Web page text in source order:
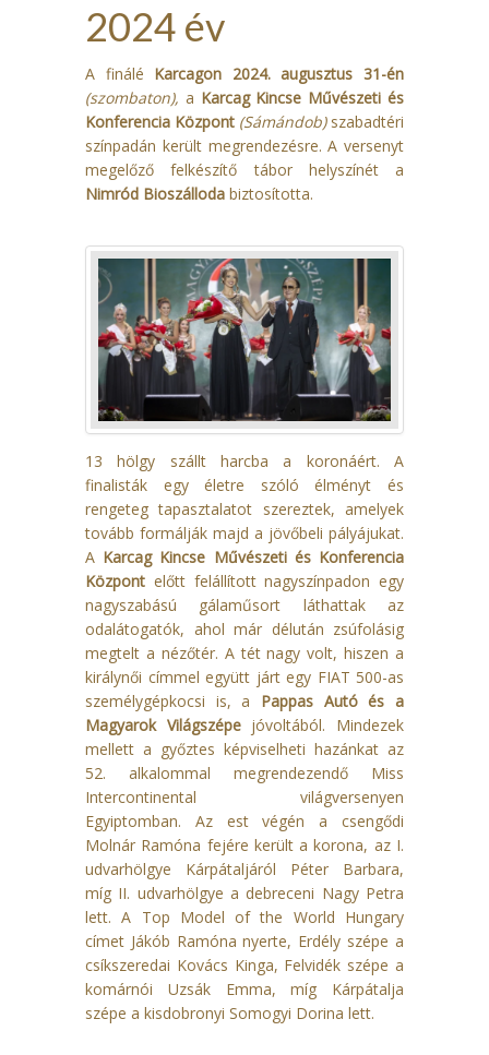
2024 év
A finálé Karcagon 2024. augusztus 31-én
(szombaton), a Karcag Kincse Művészeti és
Konferencia Központ (Sámándob)szabadtéri
színpadán került megrendezésre. A versenyt
megelőző felkészítő tábor helyszínét a
Nimród Bioszálloda biztosította.
13 hölgy szállt harcba a koronáért. A
finalisták egy életre szóló élményt és
rengeteg tapasztalatot szereztek, amelyek
tovább formálják majd a jövőbeli pályájukat.
A Karcag Kincse Művészeti és Konferencia
Központ előtt felállított nagyszínpadon egy
nagyszabású gálaműsort láthattak az
odalátogatók, ahol már délután zsúfolásig
megtelt a nézőtér. A tét nagy volt, hiszen a
királynői címmel együtt járt egy FIAT 500-as
személygépkocsi is, a Pappas Autó és a
Magyarok Világszépejóvoltából. Mindezek
mellett a győztes képviselheti hazánkat az
52. alkalommal megrendezendő Miss
Intercontinental világversenyen
Egyiptomban. Az est végén a csengődi
Molnár Ramóna fejére került a korona, az I.
udvarhölgye Kárpátaljáról Péter Barbara,
míg II. udvarhölgye a debreceni Nagy Petra
lett. A Top Model of the World Hungary
címet Jákób Ramóna nyerte, Erdély szépe a
csíkszeredai Kovács Kinga, Felvidék szépe a
komárnói Uzsák Emma, míg Kárpátalja
szépe a kisdobronyi Somogyi Dorina lett.